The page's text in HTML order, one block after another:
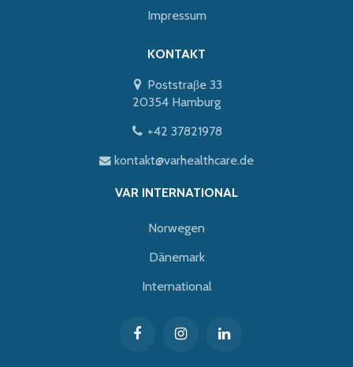
Impressum
KONTAKT
Poststraβe 33
20354 Hamburg
+42 37821978
kontakt@varhealthcare.de
VAR INTERNATIONAL
Norwegen
Dänemark
International